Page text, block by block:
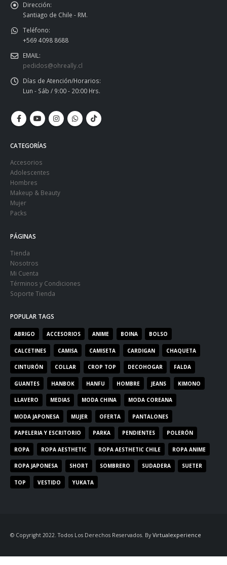
Dirección:
Santiago de Chile - RM.
Teléfono:
+569 4098 8688
EMAIL:
pedidos@ohreally.cl
Días de Atención/Horarios:
Lun - Sáb / 9:00 - 20:00 Hrs.
CATEGORÍAS
Accesorios
Adolescentes
Hombres
Makeup & Beauty
Mujer
Packs
PÁGINAS
Tienda
Nosotros
Mi Cuenta
Términos y Condiciones
Soporte Tienda
POPULAR TAGS
ABRIGO ACCESORIOS ANIME BOINA BOLSO
CALCETINES CAMISA CAMISETA CARDIGAN CHAQUETA
CINTURÓN COLLAR CROP TOP DECOHOGAR FALDA
GUANTES HANBOK HANFU HOMBRE JEANS KIMONO
LLAVERO MEDIAS MODA CHINA MODA COREANA
MODA JAPONESA MUJER OFERTA PANTALONES
PAPELERIA Y ESCRITORIO PARKA PENDIENTES POLERÓN
ROPA ROPA AESTHETIC ROPA AESTHETIC CHILE ROPA ANIME
ROPA JAPONESA SHORT SOMBRERO SUDADERA SUETER
TOP VESTIDO YUKATA
© Copyright 2022. Todos Los Derechos Reservados. By Virtualexperience